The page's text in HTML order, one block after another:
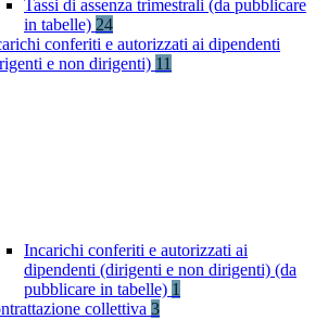
Tassi di assenza trimestrali (da pubblicare
in tabelle) 24
conferiti e autorizzati ai dipendenti
e non dirigenti) 11
Incarichi conferiti e autorizzati ai
dipendenti (dirigenti e non dirigenti) (da
pubblicare in tabelle) 1
collettiva 3